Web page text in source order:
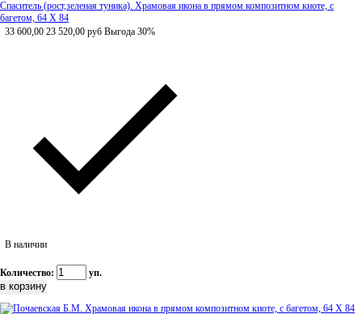
Спаситель (рост,зеленая туника). Храмовая икона в прямом композитном киоте, с
багетом, 64 Х 84
33 600,00 23 520,00 руб Выгода 30%
В наличии
Количество: уп.